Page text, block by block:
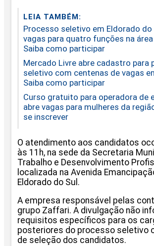
LEIA TAMBÉM:
Processo seletivo em Eldorado
vagas para quatro funções na
Saiba como participar
Mercado Livre abre cadastro para
seletivo com centenas de vagas
Saiba como participar
Curso gratuito para operadora de
abre vagas para mulheres da
se inscrever
O atendimento aos candidatos
às 11h, na sede da Secretaria
Trabalho e Desenvolvimento
localizada na Avenida
Eldorado do Sul.
A empresa responsável pelas
grupo Zaffari. A divulgação não
requisitos específicos para os
posteriores do processo seletivo
de seleção dos candidatos.